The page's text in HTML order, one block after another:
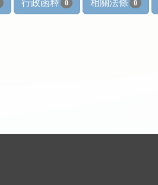
行政函釋 0 相關法條 0